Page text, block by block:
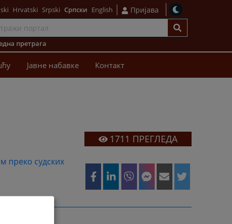
Hrvatski Srpski Српски English Пријава
претрага
Јавне набавке Контакт
преко судских
1711 ПРЕГЛЕДА